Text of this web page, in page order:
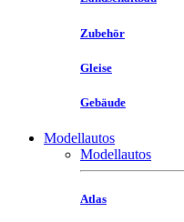
Zubehör
Gleise
Gebäude
Modellautos
Modellautos
Atlas